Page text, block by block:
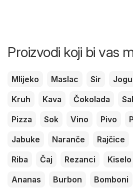
Proizvodi koji bi vas
Mlijeko Maslac Sir
Kruh
Kava Čokolada
Pizza
Sok Vino Pivo
Jabuke
Naranče Rajčice
Riba
Čaj Rezanci
Ananas
Burbon Bomboni